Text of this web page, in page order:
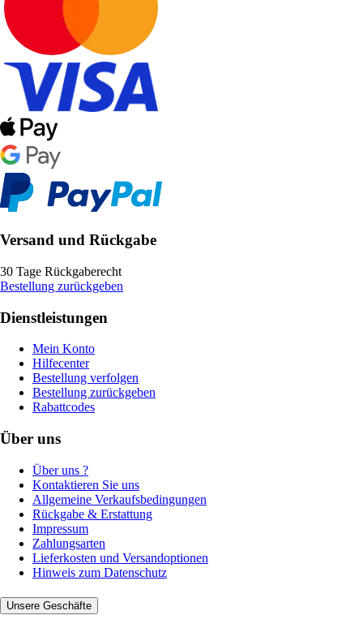
Versand und Rückgabe
30 Tage Rückgaberecht
Bestellung zurückgeben
Dienstleistungen
Mein Konto
Hilfecenter
Bestellung verfolgen
Bestellung zurückgeben
Rabattcodes
Über uns
Über uns ?
Kontaktieren Sie uns
Allgemeine Verkaufsbedingungen
Rückgabe & Erstattung
Impressum
Zahlungsarten
Lieferkosten und Versandoptionen
Hinweis zum Datenschutz
Unsere Geschäfte